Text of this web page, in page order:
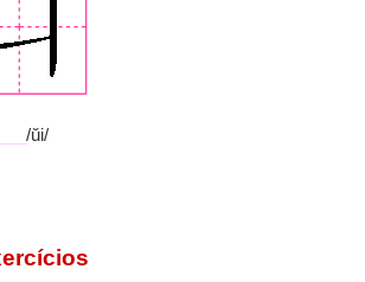
/ŭi/